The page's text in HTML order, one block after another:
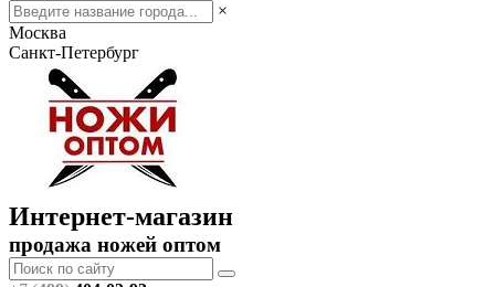
×
Москва
Санкт-Петербург
Интернет-магазин
продажа ножей оптом